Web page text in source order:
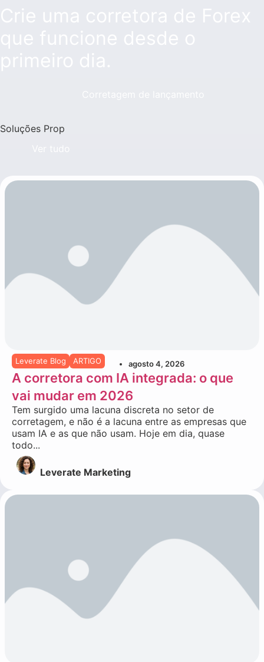
Soluções Prop
Leverate Blog ARTIGO agosto 4, 2026
A corretora com IA integrada: o que
vai mudar em 2026
Tem surgido uma lacuna discreta no setor de
corretagem, e não é a lacuna entre as empresas que
usam IA e as que não usam. Hoje em dia, quase
todo...
Leverate Marketing